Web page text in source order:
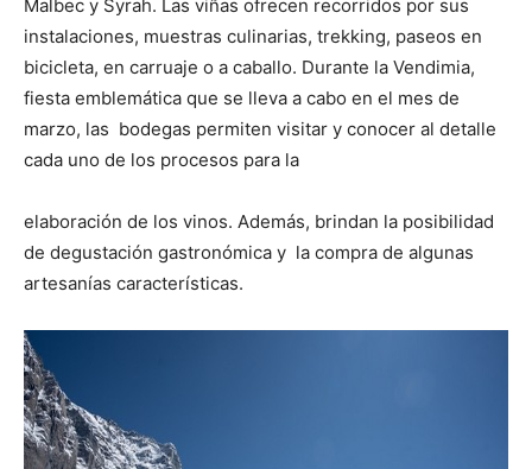
Malbec y Syrah. Las viñas ofrecen recorridos por sus
instalaciones, muestras culinarias, trekking, paseos en
bicicleta, en carruaje o a caballo. Durante la Vendimia,
fiesta emblemática que se lleva a cabo en el mes de
marzo, las bodegas permiten visitar y conocer al detalle
cada uno de los procesos para la
elaboración de los vinos. Además, brindan la posibilidad
de degustación gastronómica y la compra de algunas
artesanías características.